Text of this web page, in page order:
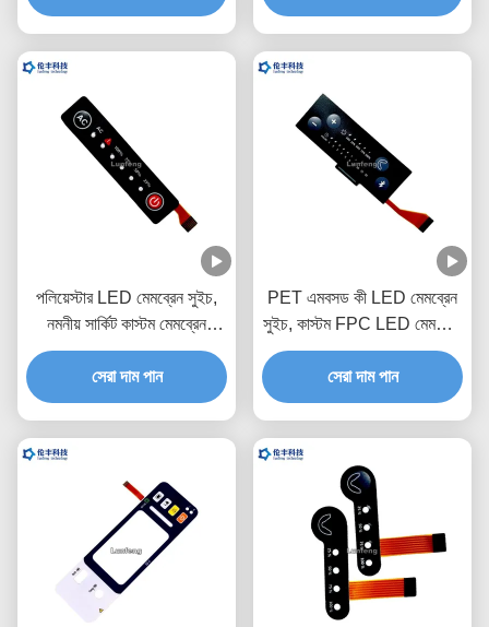
পলিয়েস্টার LED মেমব্রেন সুইচ,
নমনীয় সার্কিট কাস্টম মেমব্রেন
কীপ্যাড
সেরা দাম পান
PET এমবসড কী LED মেমব্রেন
সুইচ, কাস্টম FPC LED মেমব্রেন
কীপ্যাড
সেরা দাম পান